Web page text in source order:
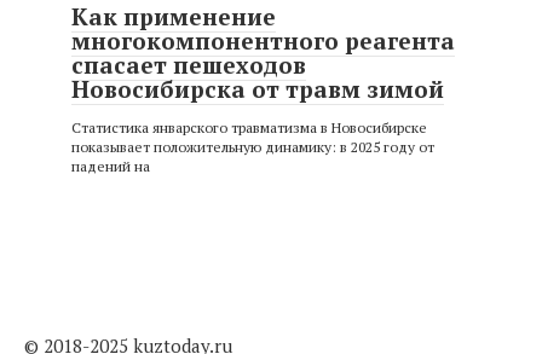
Как применение
многокомпонентного реагента
спасает пешеходов
Новосибирска от травм зимой
Статистика январского травматизма в Новосибирске
показывает положительную динамику: в 2025 году от
падений на
© 2018-2025 kuztoday.ru